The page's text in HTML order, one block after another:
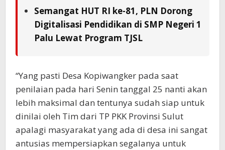
Semangat HUT RI ke-81, PLN Dorong
Digitalisasi Pendidikan di SMP Negeri 1
Palu Lewat Program TJSL
“Yang pasti Desa Kopiwangker pada saat
penilaian pada hari Senin tanggal 25 nanti akan
lebih maksimal dan tentunya sudah siap untuk
dinilai oleh Tim dari TP PKK Provinsi Sulut
apalagi masyarakat yang ada di desa ini sangat
antusias mempersiapkan segalanya untuk